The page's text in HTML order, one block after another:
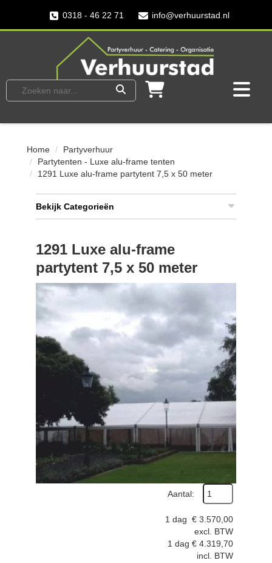
0318 - 46 22 71 info@verhuurstad.nl
Home
Partyverhuur
Partytenten - Luxe alu-frame tenten
1291 Luxe alu-frame partytent 7,5 x 50 meter
Bekijk Categorieën
1291 Luxe alu-frame
partytent 7,5 x 50 meter
Aantal:
1 dag € 3.570,00
excl. BTW
1 dag € 4.319,70
incl. BTW